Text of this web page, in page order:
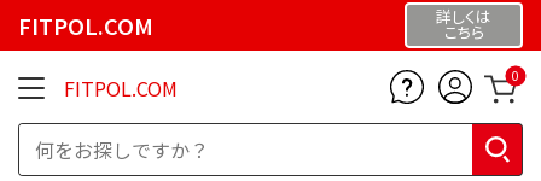
FITPOL.COM 詳しくは
こちら
FITPOL.COM 0